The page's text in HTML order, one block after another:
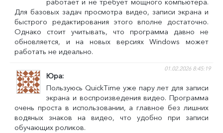
Для базовых задач просмотра видео, записи экрана и
быстрого редактирования этого вполне достаточно.
Однако стоит учитывать, что программа давно не
обновляется, и на новых версиях Windows может
работать не идеально.
Юра
01.02.2026 8:45:19
Пользуюсь QuickTime уже пару лет для записи
экрана и воспроизведения видео. Программа
очень проста в использовании, а главное без лишних
водяных знаков на видео, что удобно при записи
обучающих роликов.